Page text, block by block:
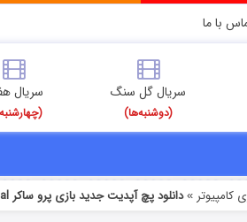
با ما
سریال گل سنگ
(دوشنبه‌ها)
سریال
کامپیوتر »دانلود پچ آپدیت جدید بازی پرو ساکر PES 2015 PTE Patch 3.0.1 Final